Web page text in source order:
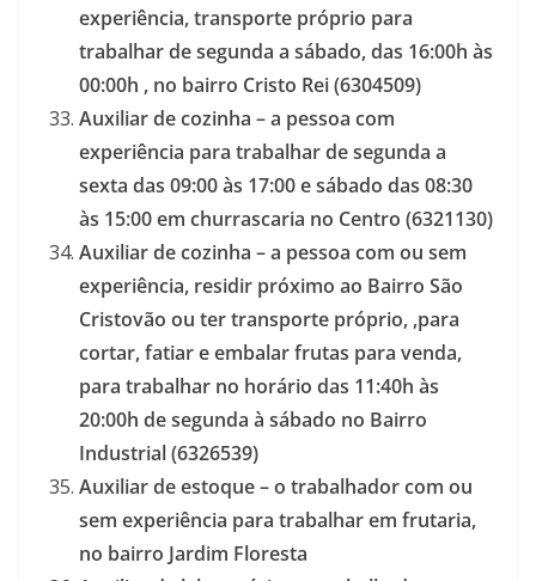
experiência, transporte próprio para
trabalhar de segunda a sábado, das 16:00h às
00:00h , no bairro Cristo Rei (6304509)
Auxiliar de cozinha – a pessoa com
experiência para trabalhar de segunda a
sexta das 09:00 às 17:00 e sábado das 08:30
às 15:00 em churrascaria no Centro (6321130)
Auxiliar de cozinha – a pessoa com ou sem
experiência, residir próximo ao Bairro São
Cristovão ou ter transporte próprio, ,para
cortar, fatiar e embalar frutas para venda,
para trabalhar no horário das 11:40h às
20:00h de segunda à sábado no Bairro
Industrial (6326539)
Auxiliar de estoque – o trabalhador com ou
sem experiência para trabalhar em frutaria,
no bairro Jardim Floresta